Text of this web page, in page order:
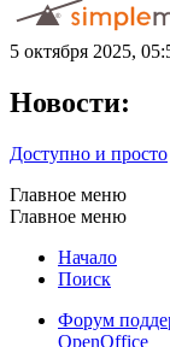
5 октября 2025,
Новости:
Доступно и просто
Главное меню
Главное меню
Начало
Поиск
Форум
OpenOffice